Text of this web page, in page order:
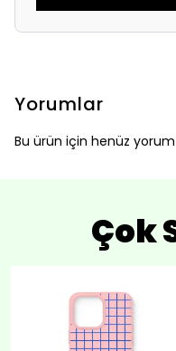
Yorumlar
Bu ürün için henüz yorum
Çok